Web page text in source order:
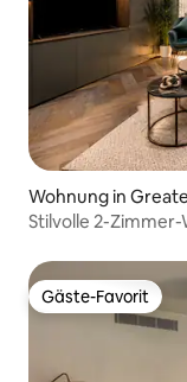
Wohnung in
Stilvolle 2-
Gäste-Favorit
Gäste-Favorit